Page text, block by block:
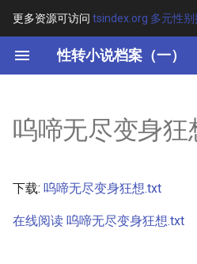
更多资源可访问 tsindex.org 多元性
性转小说档案（一）
键
开
搜
索
其他信息 [Processed Page
呜啼无尽变身狂
下载: 呜啼无尽变身狂想.txt
在线阅读 呜啼无尽变身狂想.txt